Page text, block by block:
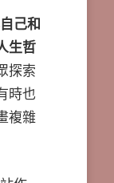
己和
生哲
探索
時也
複雜